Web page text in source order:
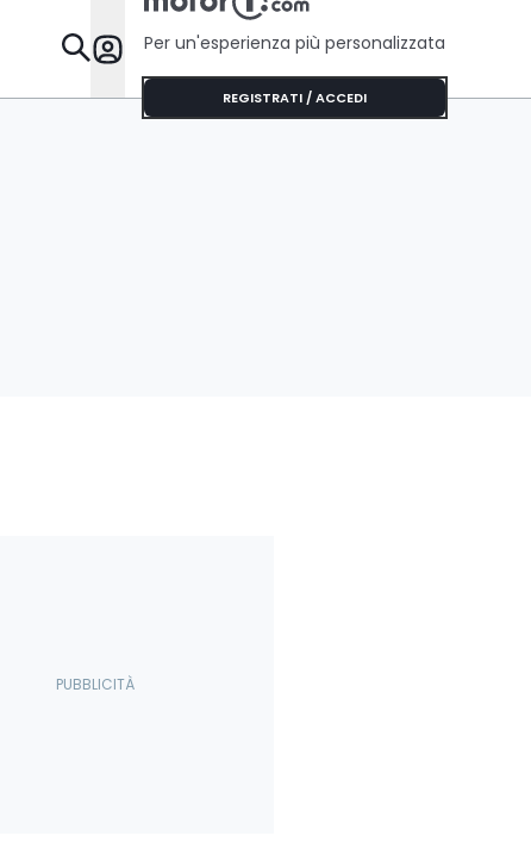
Da Sapere
Per un'esperienza più personalizzata
REGISTRATI / ACCEDI